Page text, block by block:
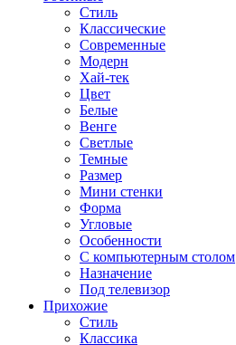
Стиль
Классические
Современные
Модерн
Хай-тек
Цвет
Белые
Венге
Светлые
Темные
Размер
Мини стенки
Форма
Угловые
Особенности
С компьютерным столом
Назначение
Под телевизор
Прихожие
Стиль
Классика